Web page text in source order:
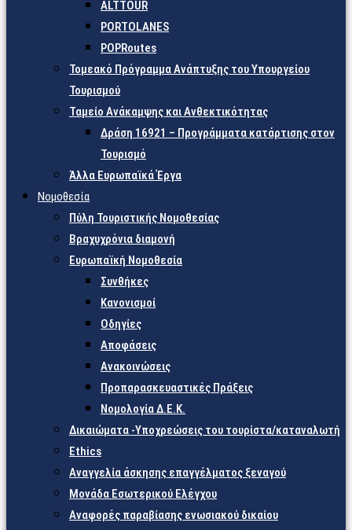
ALTTOUR
PORTOLANES
POPRoutes
Τομεακό Πρόγραμμα Ανάπτυξης του Υπουργείου
Τουρισμού
Ταμείο Ανάκαμψης και Ανθεκτικότητας
Δράση 16921 – Προγράμματα κατάρτισης στον
Τουρισμό
Άλλα Ευρωπαϊκά Έργα
Νομοθεσία
Πύλη Τουριστικής Νομοθεσίας
Βραχυχρόνια διαμονή
Ευρωπαϊκή Νομοθεσία
Συνθήκες
Κανονισμοί
Οδηγίες
Αποφάσεις
Ανακοινώσεις
Προπαρασκευαστικές Πράξεις
Νομολογία Δ.Ε.Κ.
Δικαιώματα -Υποχρεώσεις του τουρίστα/καταναλωτή
Ethics
Αναγγελία άσκησης επαγγέλματος ξεναγού
Μονάδα Εσωτερικού Ελέγχου
Αναφορές παραβίασης ενωσιακού δικαίου